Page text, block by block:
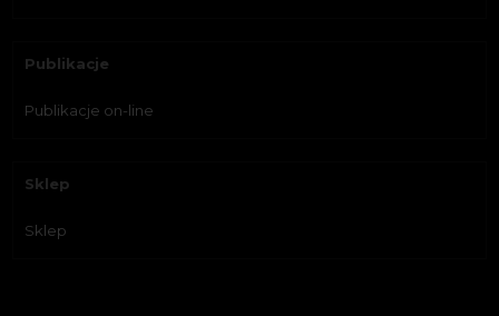
Publikacje
Publikacje on-line
Sklep
Sklep